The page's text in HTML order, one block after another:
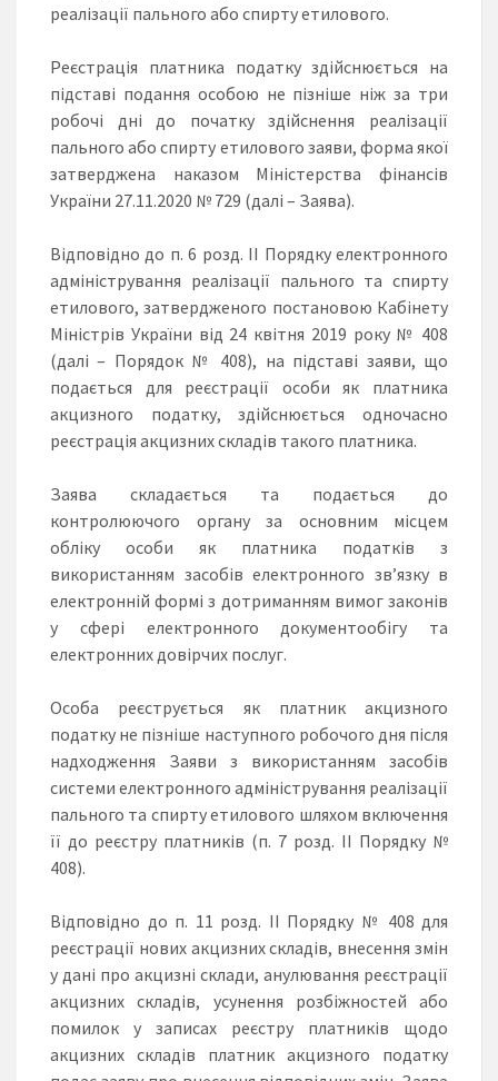
реалізації пального або спирту етилового.
Реєстрація платника податку здійснюється на
підставі подання особою не пізніше ніж за три
робочі дні до початку здійснення реалізації
пального або спирту етилового заяви, форма якої
затверджена наказом Міністерства фінансів
України 27.11.2020 № 729 (далі – Заява).
Відповідно до п. 6 розд. ІІ Порядку електронного
адміністрування реалізації пального та спирту
етилового, затвердженого постановою Кабінету
Міністрів України від 24 квітня 2019 року № 408
(далі – Порядок № 408), на підставі заяви, що
подається для реєстрації особи як платника
акцизного податку, здійснюється одночасно
реєстрація акцизних складів такого платника.
Заява складається та подається до
контролюючого органу за основним місцем
обліку особи як платника податків з
використанням засобів електронного зв’язку в
електронній формі з дотриманням вимог законів
у сфері електронного документообігу та
електронних довірчих послуг.
Особа реєструється як платник акцизного
податку не пізніше наступного робочого дня після
надходження Заяви з використанням засобів
системи електронного адміністрування реалізації
пального та спирту етилового шляхом включення
її до реєстру платників (п. 7 розд. ІІ Порядку №
408).
Відповідно до п. 11 розд. II Порядку № 408 для
реєстрації нових акцизних складів, внесення змін
у дані про акцизні склади, анулювання реєстрації
акцизних складів, усунення розбіжностей або
помилок у записах реєстру платників щодо
акцизних складів платник акцизного податку